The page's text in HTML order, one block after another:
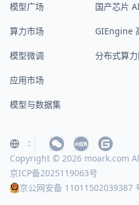
模型广场
算力市场
模型微调
应用市场
模型与数据集
国产芯片
GIEngine
分布式算
Copyright © 2026 moark.com
京ICP备2025119063号
京公网安备 11011502039387